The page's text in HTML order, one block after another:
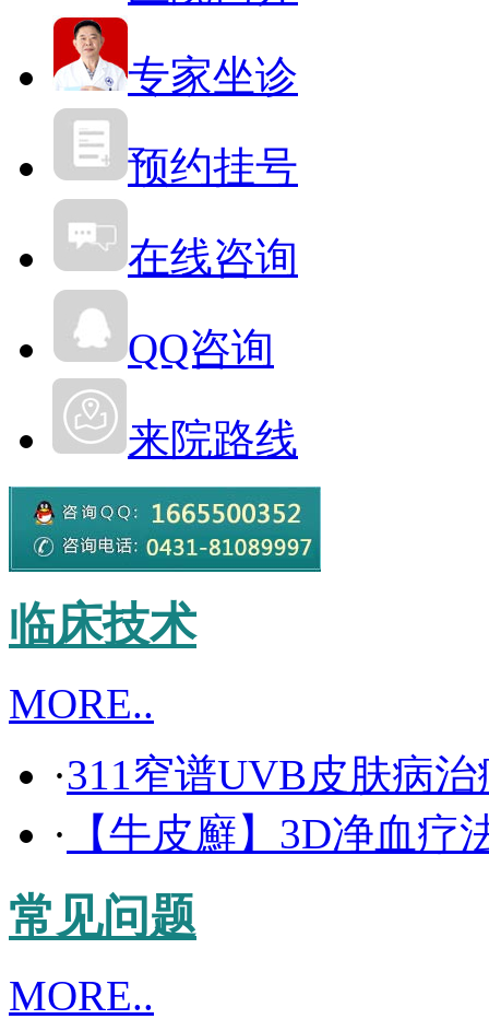
专家坐诊
预约挂号
在线咨询
QQ咨询
来院路线
临床技术
MORE..
·311窄谱UVB皮肤病治
· 【牛皮廯】3D净血疗
常见问题
MORE..